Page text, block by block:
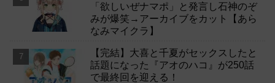
「欲しいぜナマポ」と発言し石神のぞ
みが爆笑→アーカイブをカット【あら
なみマイクラ】
【完結】大喜と千夏がセックスしたと
話題になった『アオのハコ』が250話
で最終回を迎える！